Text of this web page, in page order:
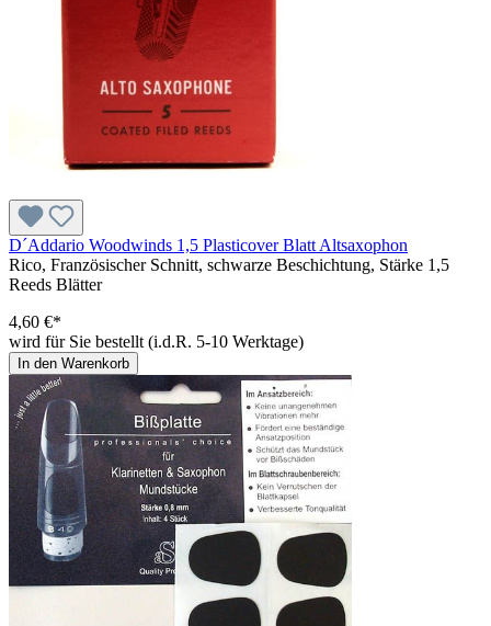
D´Addario Woodwinds 1,5 Plasticover Blatt Altsaxophon
Rico, Französischer Schnitt, schwarze Beschichtung, Stärke 1,5
Reeds Blätter
4,60 €*
wird für Sie bestellt (i.d.R. 5-10 Werktage)
In den Warenkorb